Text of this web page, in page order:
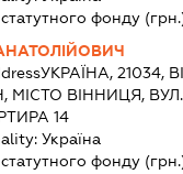
фонду
УКРАЇНА, 21034,
МІСТО ВІННИЦЯ,
14
Україна
фонду